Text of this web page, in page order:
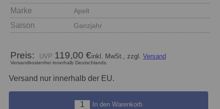
Marke Apelt
Saison Ganzjahr
Preis: 119,00 €inkl. MwSt., zzgl. Versand
Versandkostenfrei innerhalb Deutschlands.
Versand nur innerhalb der EU.
In den Warenkorb